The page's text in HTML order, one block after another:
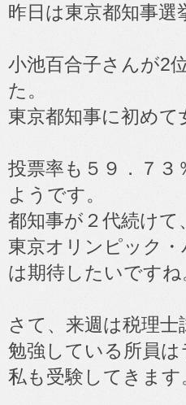
昨日は東京都知事選
小池百合子さんが2
た。
東京都知事に初め
投票率も５９．７３
ようです。
都知事が２代続け
東京オリンピック
は期待したいですね
さて、来週は税理士
勉強している所員
私も受験してきます